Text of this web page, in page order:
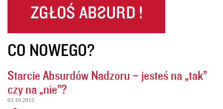
CO NOWEGO?
Starcie Absurdów Nadzoru – jesteś na „tak”
czy na „nie”?
03.10.2015